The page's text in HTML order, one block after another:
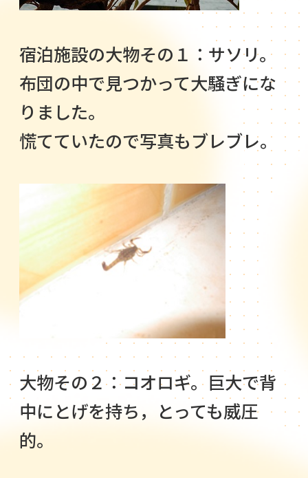
宿泊施設の大物その１：サソリ。
布団の中で見つかって大騒ぎにな
りました。
慌てていたので写真もブレブレ。
大物その２：コオロギ。巨大で背
中にとげを持ち，とっても威圧
的。